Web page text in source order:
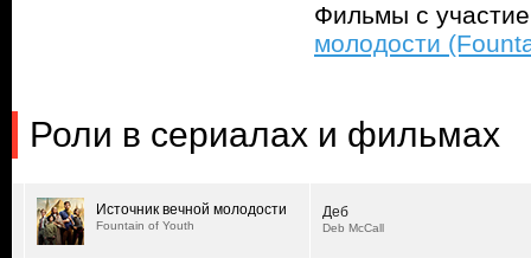
Фильмы с
молодости
Роли в сериалах и фильмах
Источник вечной молодости
Fountain of Youth
Деб
Deb McCall